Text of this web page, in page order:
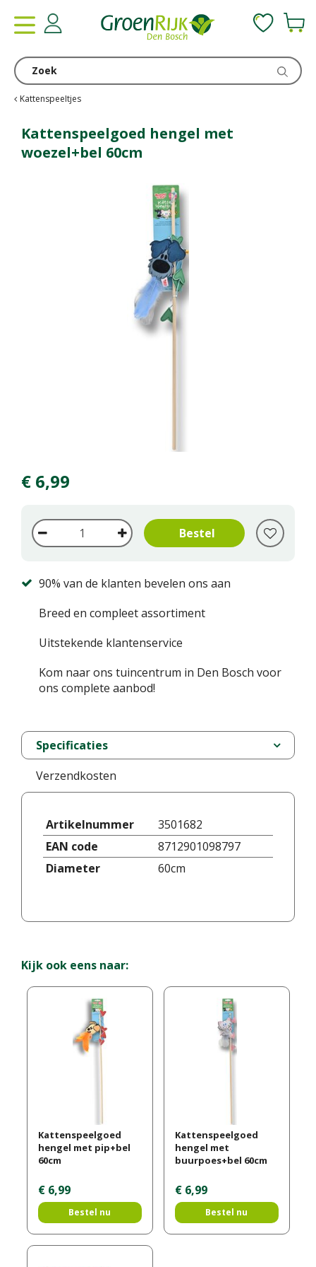
Kattenspeeltjes
Kattenspeelgoed hengel met
woezel+bel 60cm
€ 6,99
90% van de klanten bevelen ons aan
Breed en compleet assortiment
Uitstekende klantenservice
Kom naar ons tuincentrum in Den Bosch voor
ons complete aanbod!
Specificaties
Verzendkosten
Artikelnummer
3501682
EAN code
8712901098797
Diameter
60cm
Kijk ook eens naar:
Kattenspeelgoed
hengel met pip+bel
60cm
€ 6,99
Bestel nu
Kattenspeelgoed
hengel met
buurpoes+bel 60cm
€ 6,99
Bestel nu